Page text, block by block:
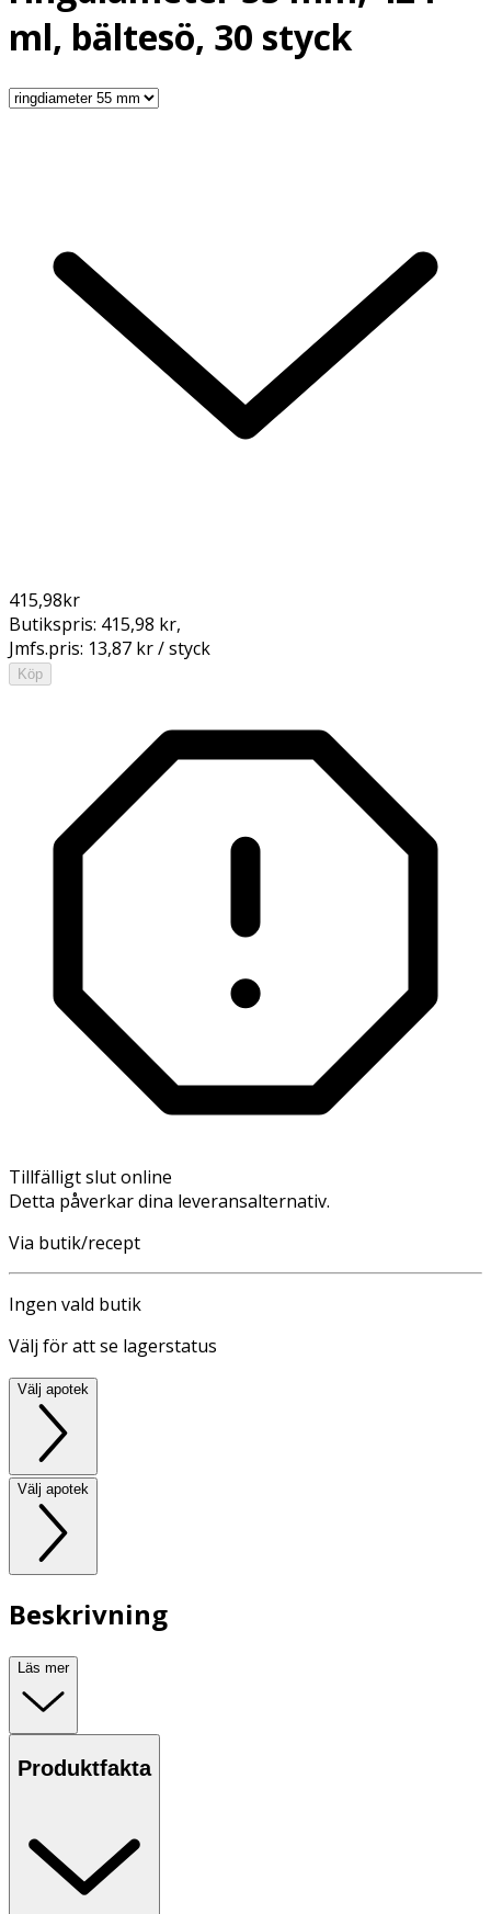
ml, bältesö, 30 styck
415,98kr
Butikspris: 415,98 kr,
Jmfs.pris: 13,87 kr / styck
Köp
Tillfälligt slut online
Detta påverkar dina leveransalternativ.
Via butik/recept
Ingen vald butik
Välj för att se lagerstatus
Välj apotek
Välj apotek
Beskrivning
Läs mer
Produktfakta